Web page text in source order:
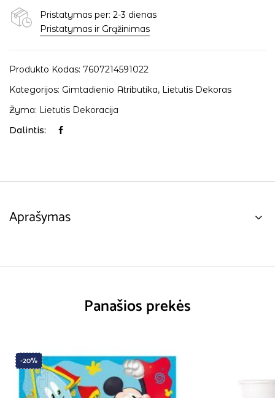
Pristatymas per: 2-3 dienas
Pristatymas ir Grąžinimas
Produkto Kodas: 7607214591022
Kategorijos: Gimtadienio Atributika, Lietutis Dekoras
Žyma: Lietutis Dekoracija
Dalintis:
Aprašymas
Panašios prekės
-20%